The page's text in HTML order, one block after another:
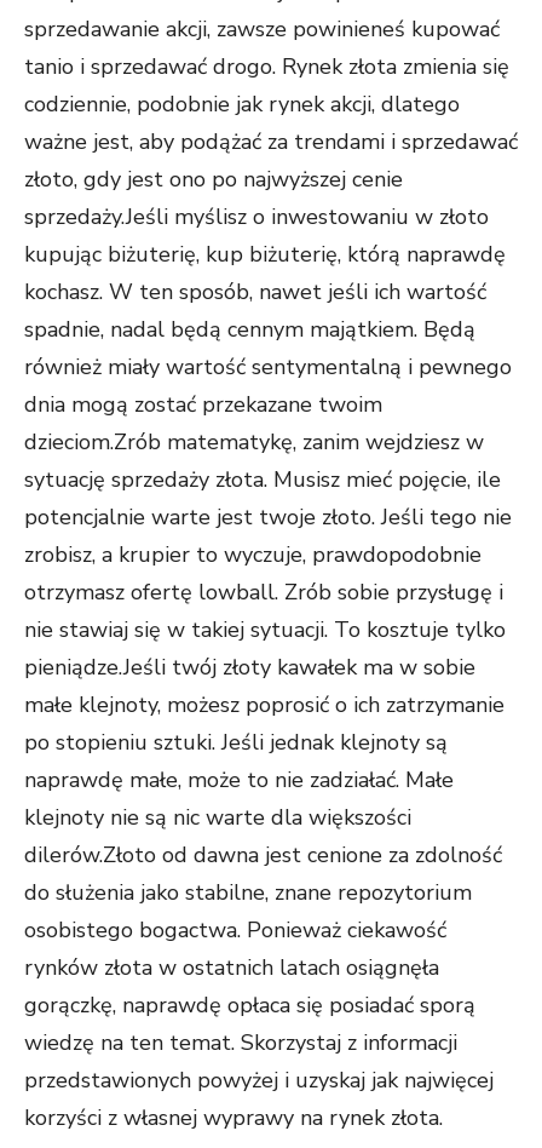
sprzedawanie akcji, zawsze powinieneś kupować
tanio i sprzedawać drogo. Rynek złota zmienia się
codziennie, podobnie jak rynek akcji, dlatego
ważne jest, aby podążać za trendami i sprzedawać
złoto, gdy jest ono po najwyższej cenie
sprzedaży.Jeśli myślisz o inwestowaniu w złoto
kupując biżuterię, kup biżuterię, którą naprawdę
kochasz. W ten sposób, nawet jeśli ich wartość
spadnie, nadal będą cennym majątkiem. Będą
również miały wartość sentymentalną i pewnego
dnia mogą zostać przekazane twoim
dzieciom.Zrób matematykę, zanim wejdziesz w
sytuację sprzedaży złota. Musisz mieć pojęcie, ile
potencjalnie warte jest twoje złoto. Jeśli tego nie
zrobisz, a krupier to wyczuje, prawdopodobnie
otrzymasz ofertę lowball. Zrób sobie przysługę i
nie stawiaj się w takiej sytuacji. To kosztuje tylko
pieniądze.Jeśli twój złoty kawałek ma w sobie
małe klejnoty, możesz poprosić o ich zatrzymanie
po stopieniu sztuki. Jeśli jednak klejnoty są
naprawdę małe, może to nie zadziałać. Małe
klejnoty nie są nic warte dla większości
dilerów.Złoto od dawna jest cenione za zdolność
do służenia jako stabilne, znane repozytorium
osobistego bogactwa. Ponieważ ciekawość
rynków złota w ostatnich latach osiągnęła
gorączkę, naprawdę opłaca się posiadać sporą
wiedzę na ten temat. Skorzystaj z informacji
przedstawionych powyżej i uzyskaj jak najwięcej
korzyści z własnej wyprawy na rynek złota.